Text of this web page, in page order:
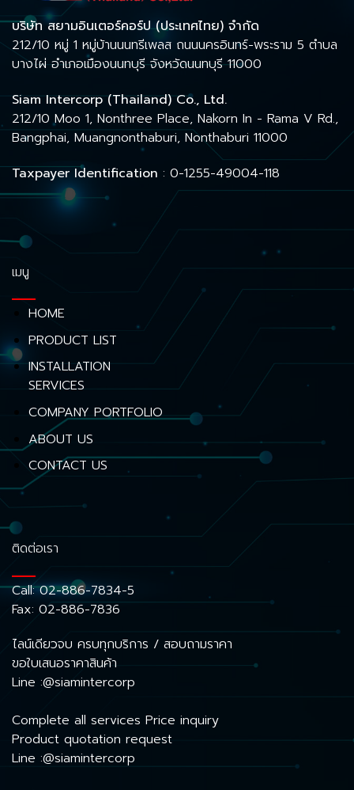
บริษัท สยามอินเตอร์คอร์ป (ประเทศไทย) จำกัด
212/10 หมู่ 1 หมู่บ้านนนทรีเพลส ถนนนครอินทร์-พระราม 5 ตำบล
บางไผ่ อำเภอเมืองนนทบุรี จังหวัดนนทบุรี 11000
Siam Intercorp (Thailand) Co., Ltd.
212/10 Moo 1, Nonthree Place, Nakorn In - Rama V Rd.,
Bangphai, Muangnonthaburi, Nonthaburi 11000
Taxpayer Identification : 0-1255-49004-118
เมนู
HOME
PRODUCT LIST
INSTALLATION
SERVICES
COMPANY PORTFOLIO
ABOUT US
CONTACT US
ติดต่อเรา
Call:02-886-7834-5
Fax: 02-886-7836
ไลน์เดียวจบ ครบทุกบริการ / สอบถามราคา
ขอใบเสนอราคาสินค้า
Line :@siamintercorp
Complete all services Price inquiry
Product quotation request
Line :@siamintercorp